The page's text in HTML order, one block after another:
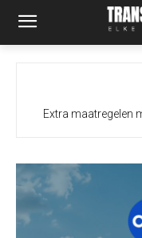
Extra maatregelen